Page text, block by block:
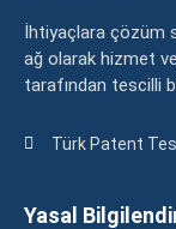
İhtiyaçlara çözüm
ağ olarak hizmet
tarafından tescilli
Türk Patent
Yasal